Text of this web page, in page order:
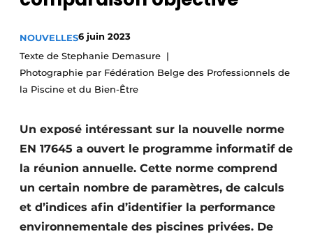
Video’s
NOUVELLES6 juin 2023
Texte de Stephanie Demasure
Photographie par Fédération Belge des Professionnels de
la Piscine et du Bien-Être
Un exposé intéressant sur la nouvelle norme
EN 17645 a ouvert le programme informatif de
la réunion annuelle. Cette norme comprend
un certain nombre de paramètres, de calculs
et d’indices afin d’identifier la performance
environnementale des piscines privées. De